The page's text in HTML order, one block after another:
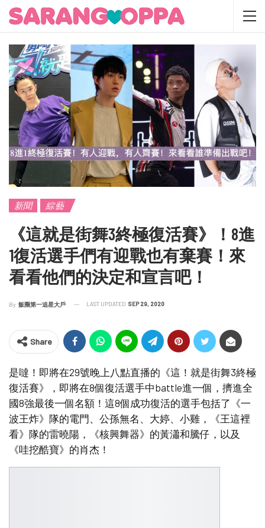
新聞 綜藝
《這就是街舞3終極復活賽》！8進
1復活選手們有迎戰也有棄賽！來
看看他們的決定和宣言吧！
By 飯圈第一追星大戶 LAST UPDATED SEP 29, 2020
Share
是噠！即將在29號晚上八點直播的《這！就是街舞3終極
復活賽》，即將在8個復活選手中battle進一個，擠進全
國8強最後一個名額！這8個成功復活的選手包括了《一
波王炸》隊的電門、公孫無名、大婷、小雞，《王這裡
看》隊的雷曉陽，《核興舞器》的黃瀟和騰仔，以及
《哇挖酷寶》的肖杰！